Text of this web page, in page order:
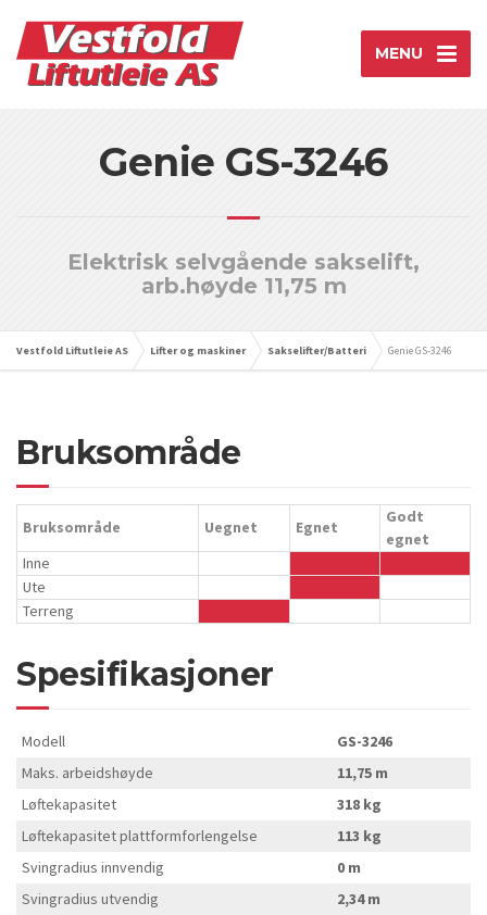
MENU
Genie GS-3246
Elektrisk selvgående sakselift,
arb.høyde 11,75 m
Vestfold Liftutleie AS Lifter og maskiner Sakselifter/Batteri Genie GS-3246
Bruksområde
Bruksområde Uegnet Egnet
Godt
egnet
Inne
Ute
Terreng
Spesifikasjoner
Modell
GS-3246
Maks. arbeidshøyde
11,75 m
Løftekapasitet
318 kg
Løftekapasitet plattformforlengelse
113 kg
Svingradius innvendig
0 m
Svingradius utvendig
2,34 m